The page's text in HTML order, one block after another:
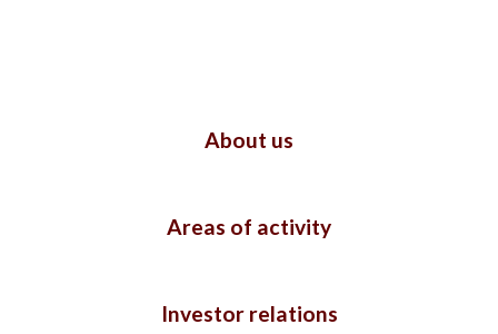
About us
Areas of activity
Investor relations